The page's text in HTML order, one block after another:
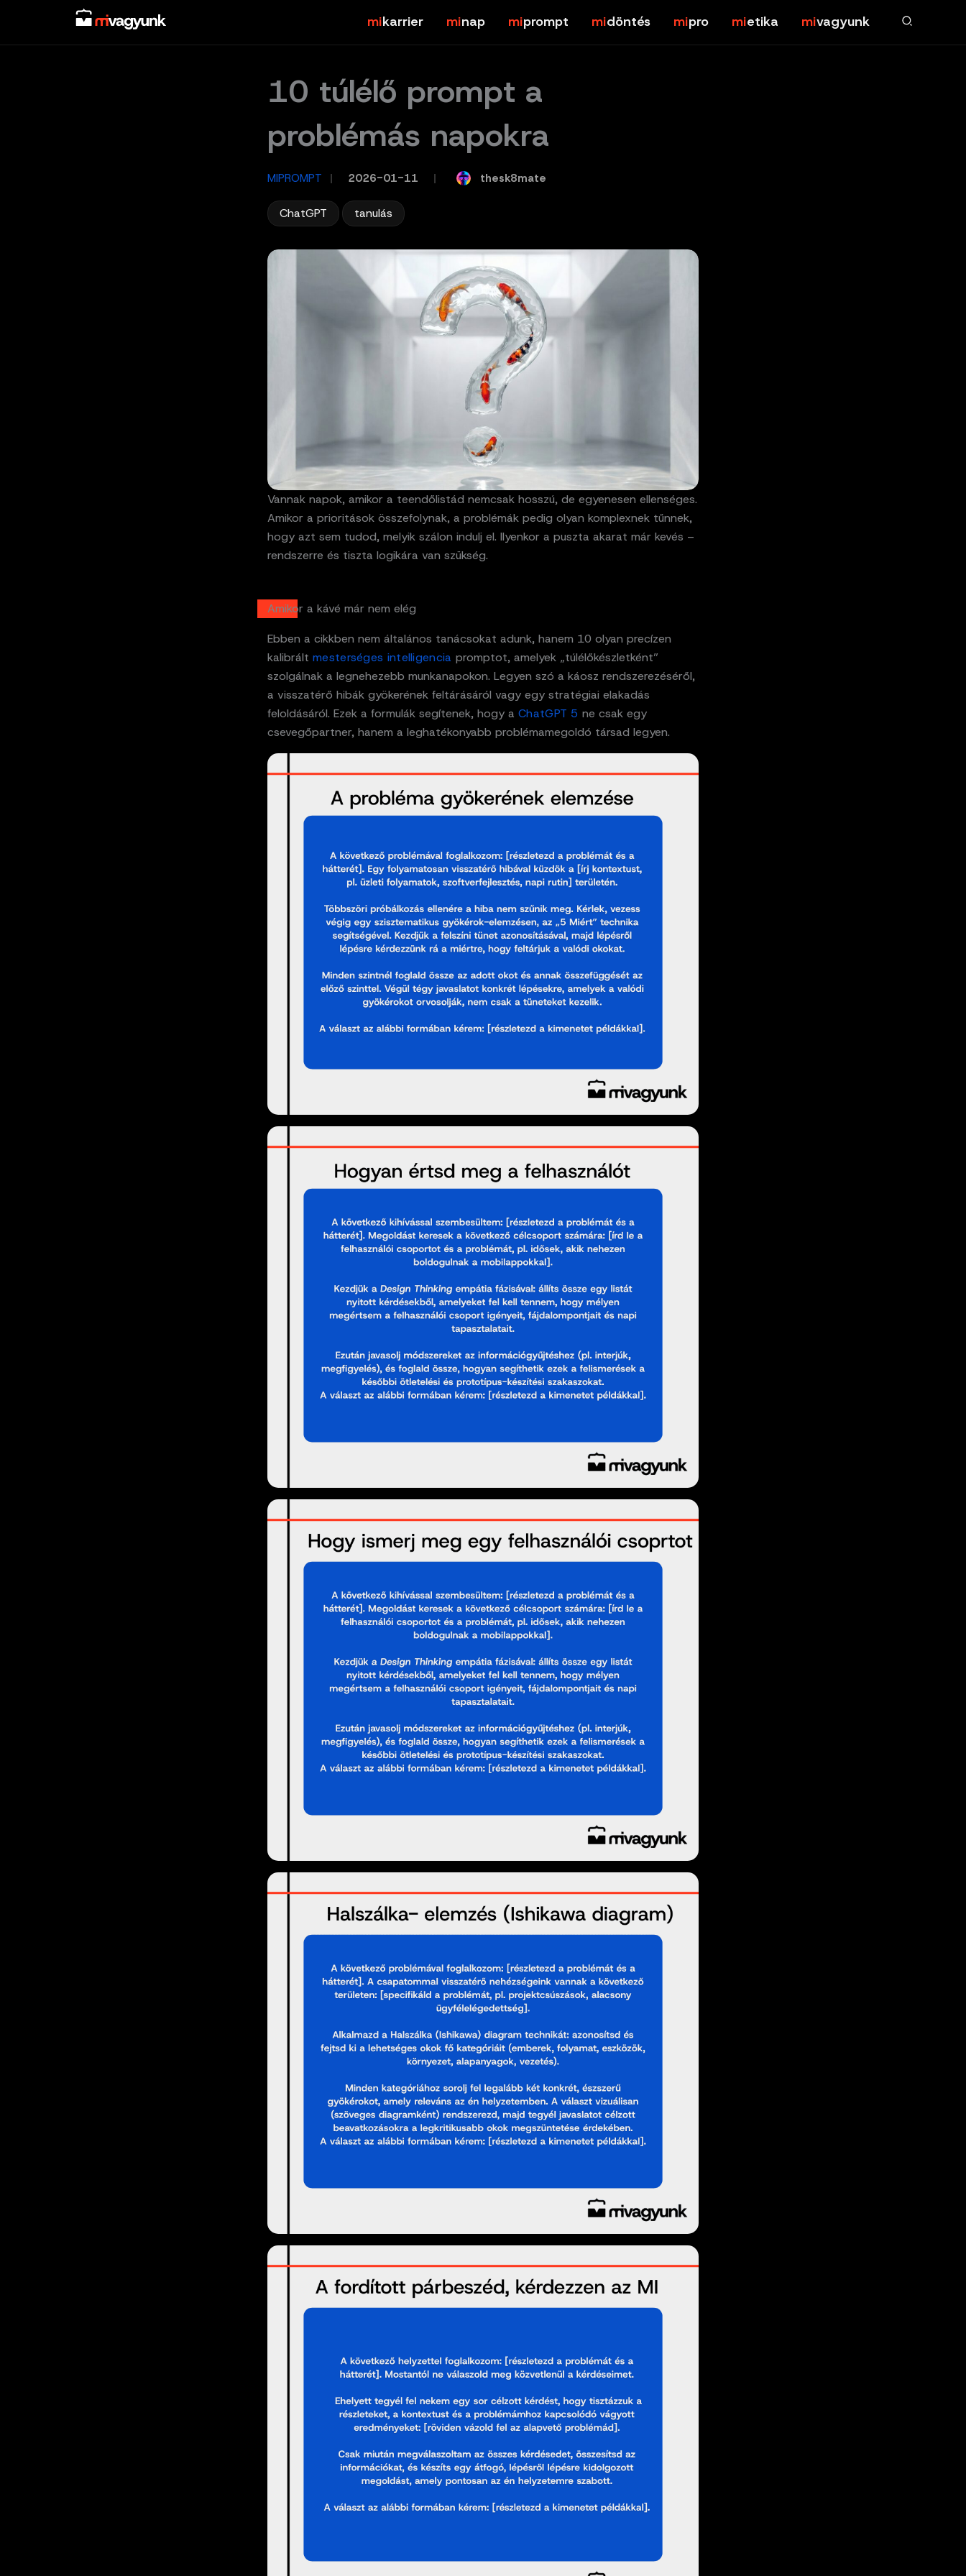
content
karrier nap prompt döntés pro etika vagyunk
10 túlélő prompt a
problémás napokra
MIPROMPT 2026-01-11 thesk8mate
ChatGPT tanulás
Vannak napok, amikor a teendőlistád nemcsak hosszú, de egyenesen ellenséges.
Amikor a prioritások összefolynak, a problémák pedig olyan komplexnek tűnnek,
hogy azt sem tudod, melyik szálon indulj el. Ilyenkor a puszta akarat már kevés –
rendszerre és tiszta logikára van szükség.
Amikor a kávé már nem elég
Ebben a cikkben nem általános tanácsokat adunk, hanem 10 olyan precízen
kalibrált mesterséges intelligencia promptot, amelyek „túlélőkészletként”
szolgálnak a legnehezebb munkanapokon. Legyen szó a káosz rendszerezéséről,
a visszatérő hibák gyökerének feltárásáról vagy egy stratégiai elakadás
feloldásáról. Ezek a formulák segítenek, hogy a ChatGPT 5 ne csak egy
csevegőpartner, hanem a leghatékonyabb problémamegoldó társad legyen.